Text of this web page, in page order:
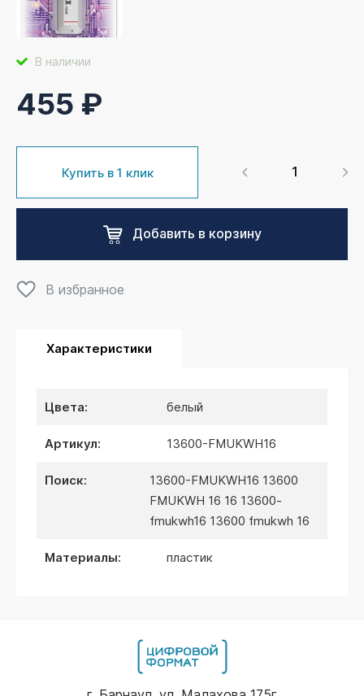
В наличии
455 ₽
Купить в 1 клик
Добавить в корзину
В избранное
Характеристики
цвета: белый
артикул: 13600-FMUKWH16
поиск:
13600-FMUKWH16 13600
FMUKWH 16 16 13600-
fmukwh16 13600 fmukwh 16
материалы: пластик